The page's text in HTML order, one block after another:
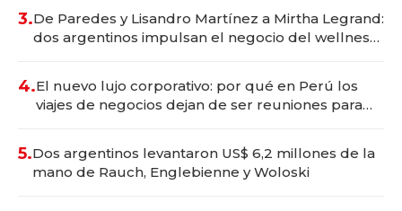
3.De Paredes y Lisandro Martínez a Mirtha Legrand:
dos argentinos impulsan el negocio del wellness
4.El nuevo lujo corporativo: por qué en Perú los
viajes de negocios dejan de ser reuniones para
5.Dos argentinos levantaron US$ 6,2 millones de la
mano de Rauch, Englebienne y Woloski